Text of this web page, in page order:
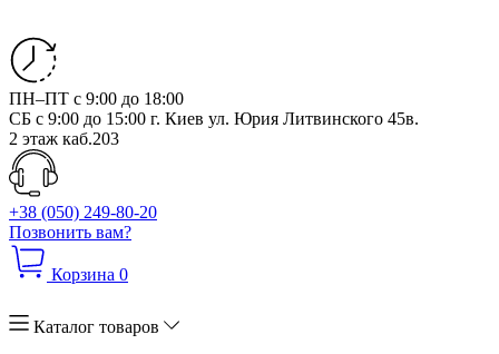
ПН–ПТ с 9:00 до 18:00
СБ с 9:00 до 15:00 г. Киев ул. Юрия Литвинского 45в.
2 этаж каб.203
+38 (050) 249-80-20
Позвонить вам?
Корзина 0
Каталог товаров